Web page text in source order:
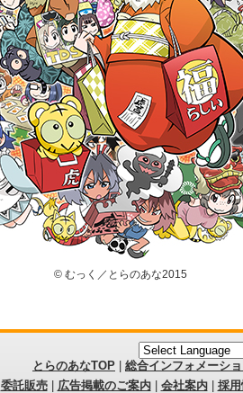
© むっく／とらのあな2015
とらのあなTOP
総合インフォメーシ
委託販売| 広告掲載のご案内| 会社案内| 採